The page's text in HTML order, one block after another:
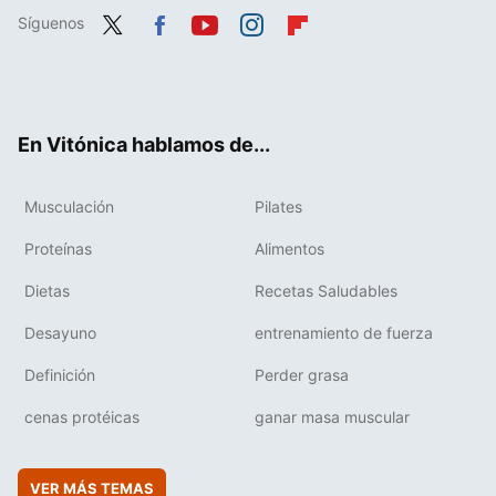
Síguenos
En Vitónica hablamos de...
Musculación Pilates
Proteínas Alimentos
Dietas Recetas Saludables
Desayuno entrenamiento de fuerza
Definición Perder grasa
cenas protéicas ganar masa muscular
VER MÁS TEMAS